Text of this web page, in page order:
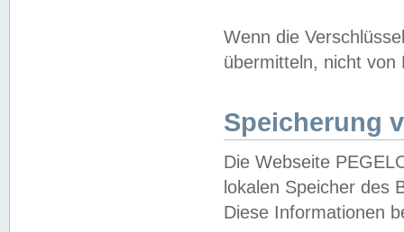
Wenn die
übermitteln, nicht von
Speicherung
Die Webseite
lokalen Speicher des
Diese Informationen